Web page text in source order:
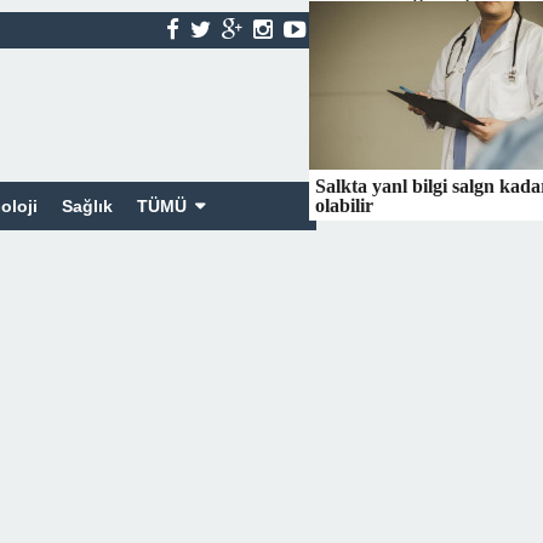
Sağlık TÜMÜ
Salkta yanl bilgi salgn
olabilir